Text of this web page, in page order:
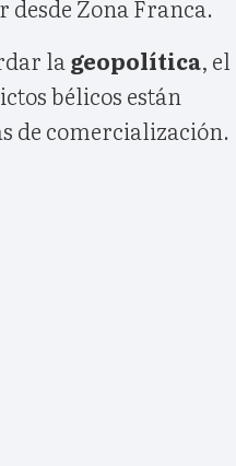
desde Zona Franca.
la geopolítica, el
bélicos están
de comercialización.